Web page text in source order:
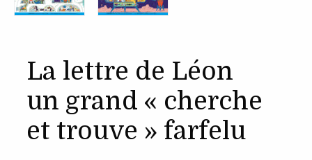
La lettre de Léon
un grand « cherche
et trouve » farfelu